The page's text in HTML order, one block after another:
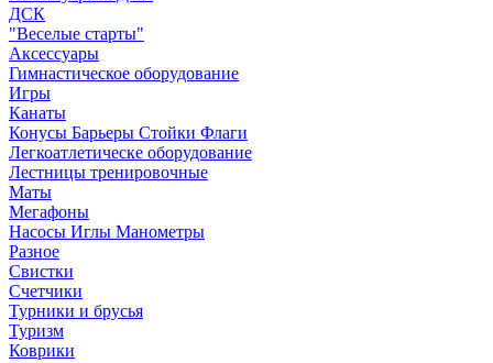
ДСК
"Веселые старты"
Аксессуары
Гимнастическое оборудование
Игры
Канаты
Конусы Барьеры Стойки Флаги
Легкоатлетическе оборудование
Лестницы тренировочные
Маты
Мегафоны
Насосы Иглы Манометры
Разное
Свистки
Счетчики
Турники и брусья
Туризм
Коврики